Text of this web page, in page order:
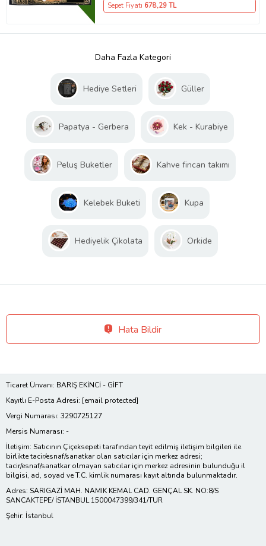
Sepet Fiyatı 678,29 TL
Daha Fazla Kategori
Hediye Setleri Güller
Papatya - Gerbera Kek - Kurabiye
Peluş Buketler Kahve fincan takımı
Kelebek Buketi Kupa
Hediyelik Çikolata Orkide
Hata Bildir
Ticaret Ünvanı: BARIŞ EKİNCİ - GİFT
Kayıtlı E-Posta Adresi: [email protected]
Vergi Numarası: 3290725127
Mersis Numarası: -
İletişim: Satıcının Çiçeksepeti tarafından teyit edilmiş iletişim bilgileri ile
birlikte tacir/esnaf/sanatkar olan satıcılar için merkez adresi;
tacir/esnaf/sanatkar olmayan satıcılar için merkez adresinin bulunduğu il
bilgisi, ad, soyad ve T.C. kimlik numarası kayıt altında bulunmaktadır.
Adres: SARIGAZİ MAH. NAMIK KEMAL CAD. GENÇAL SK. NO:8/S
SANCAKTEPE/ İSTANBUL 1500047399/341/TUR
Şehir: İstanbul